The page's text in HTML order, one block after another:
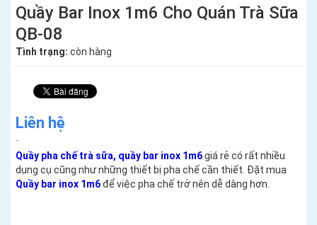
Quầy Bar Inox 1m6 Cho Quán Trà Sữa
QB-08
Tình trạng: còn hàng
Liên hệ
Quầy pha chế trà sữa, quầy bar inox 1m6giá rẻ có rất nhiều
dụng cụ cũng như những thiết bị pha chế cần thiết. Đặt mua
Quầy bar inox 1m6để việc pha chế trở nên dễ dàng hơn.